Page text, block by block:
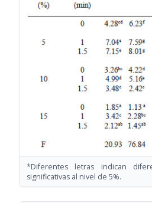
*Diferentes letras indican
significativas al nivel de 5%.